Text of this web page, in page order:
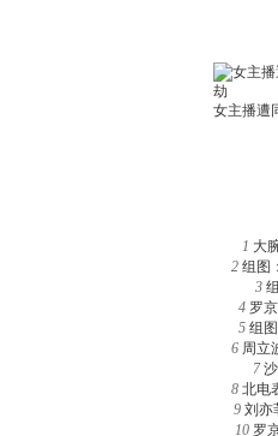
1 大
2 组图
3
4 罗
5 组
6 周立
7
8 北电
9 刘亦
10 罗